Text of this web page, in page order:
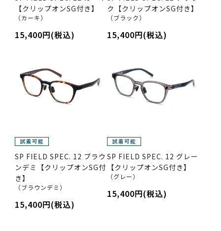
【クリップオンSG付き】
（カーキ）
15,400円(税込)
ク【クリップオンSG付き】
（ブラック）
15,400円(税込)
SP FIELD SPEC. 12 ブラウ
ンデミ【クリップオンSG付
き】
（ブラウンデミ）
15,400円(税込)
SP FIELD SPEC. 12 グレー
【クリップオンSG付き】
（グレー）
15,400円(税込)